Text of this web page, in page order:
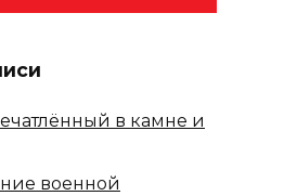
в камне и
военной